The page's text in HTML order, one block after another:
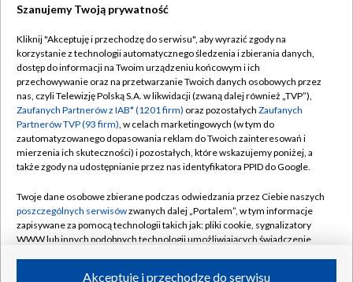
TVP
Abonament TVP
Emisja w TVP
Centrum informacji TVP
Naziemna Telewizja Cyfrowa
Rada Programowa
System NOS
Informacje o nadawcy
Regulamin TVP
Polityka prywatności
Moje zgody
Pomoc
Kontakt
Kanały
Szanujemy Twoją prywatność
Kliknij "Akceptuję i przechodzę do serwisu", aby wyrazić zgody na
korzystanie z technologii automatycznego śledzenia i zbierania danych,
dostęp do informacji na Twoim urządzeniu końcowym i ich
przechowywanie oraz na przetwarzanie Twoich danych osobowych przez
nas, czyli Telewizję Polską S.A. w likwidacji (zwaną dalej również „TVP”),
Zaufanych Partnerów z IAB* (1201 firm) oraz pozostałych Zaufanych
Partnerów TVP (93 firm), w celach marketingowych (w tym do
zautomatyzowanego dopasowania reklam do Twoich zainteresowań i
mierzenia ich skuteczności) i pozostałych, które wskazujemy poniżej, a
także zgody na udostępnianie przez nas identyfikatora PPID do Google.
Twoje dane osobowe zbierane podczas odwiedzania przez Ciebie naszych
poszczególnych serwisówzwanych dalej „Portalem”, w tym informacje
zapisywane za pomocą technologii takich jak: pliki cookie, sygnalizatory
WWW lub innych podobnych technologii umożliwiających świadczenie
Akceptuję i przechodzę do serwisu